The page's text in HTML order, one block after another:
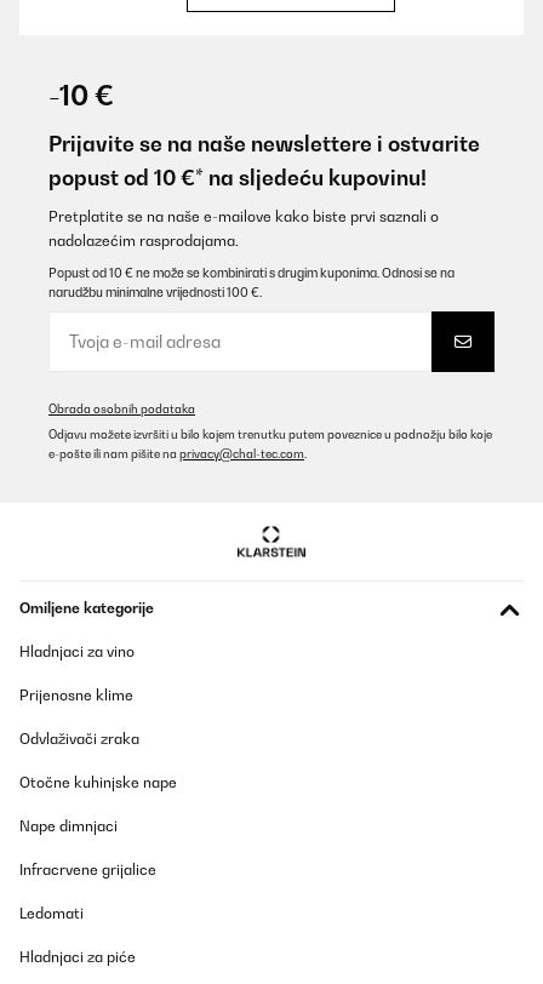
programon zsömle volt, nagyon jól sikerült. Nagyjából ismerem,
van hasonló a családban. A kelesztő program nagy segítség,
főleg pékáru és apró süti fog sülni benne. A mérete megfelelő, a
programok nagyon jók. Egyetlen apró megjegyzésem van, az
ajtón a fogantyú műanyag széle elég éles, vigyázni kell ha
megfogom, ne vágja el a kezem. Képet is tettem fel róla.
Egyébként tökéletes, remélem sokáig tudom majd használni.
Külön köszönet a futarnak, hogy vigyázott rá, amíg hozzám nem
ért.
Ajánlom mindenkinek aki pár darab zsömle vagy 2 szelet husi
Prevedi
Genial su utilidad, espero sea buena ya que diferente
electrodomésticos que he comprado no han sido tan buenos
stunden zu hause Gewesen und musste trotzdem dem von der
Beschädigung und es waren auch alle Zubehör teile vollständig
-10 €
Prijavite se na naše newslettere i ostvarite
popust od 10 €* na sljedeću kupovinu!
Pretplatite se na naše e-mailove kako biste prvi saznali o
nadolazećim rasprodajama.
Popust od 10 € ne može se kombinirati s drugim kuponima. Odnosi se na
narudžbu minimalne vrijednosti 100 €.
Obrada osobnih podataka
Odjavu možete izvršiti u bilo kojem trenutku putem poveznice u podnožju bilo koje
e-pošte ili nam pišite na privacy@chal-tec.com
Omiljene kategorije
Hladnjaci za vino
Prijenosne klime
Odvlaživači zraka
Otočne kuhinjske nape
Nape dimnjaci
Infracrvene grijalice
Ledomati
Hladnjaci za piće